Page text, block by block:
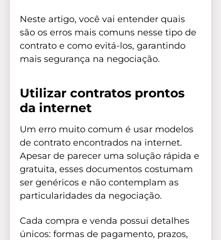
Neste artigo, você vai entender quais
são os erros mais comuns nesse tipo de
contrato e como evitá-los, garantindo
mais segurança na negociação.
Utilizar contratos prontos
da internet
Um erro muito comum é usar modelos
de contrato encontrados na internet.
Apesar de parecer uma solução rápida e
gratuita, esses documentos costumam
ser genéricos e não contemplam as
particularidades da negociação.
Cada compra e venda possui detalhes
únicos: formas de pagamento, prazos,